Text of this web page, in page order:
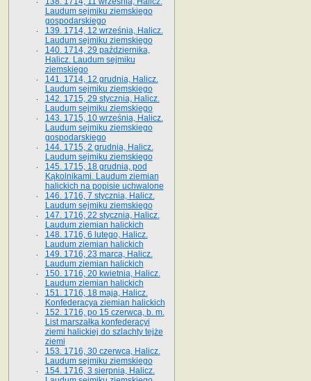
Laudum sejmiku ziemskiego
gospodarskiego
139. 1714, 12 września, Halicz.
Laudum sejmiku ziemskiego
140. 1714, 29 października,
Halicz. Laudum sejmiku
ziemskiego
141. 1714, 12 grudnia, Halicz.
Laudum sejmiku ziemskiego
142. 1715, 29 stycznia, Halicz.
Laudum sejmiku ziemskiego
143. 1715, 10 września, Halicz.
Laudum sejmiku ziemskiego
gospodarskiego
144. 1715, 2 grudnia, Halicz.
Laudum sejmiku ziemskiego
145. 1715, 18 grudnia, pod
Kąkolnikami. Laudum ziemian
halickich na popisie uchwalone
146. 1716, 7 stycznia, Halicz.
Laudum sejmiku ziemskiego
147. 1716, 22 stycznia, Halicz.
Laudum ziemian halickich
148. 1716, 6 lutego, Halicz.
Laudum ziemian halickich
149. 1716, 23 marca, Halicz.
Laudum ziemian halickich
150. 1716, 20 kwietnia, Halicz.
Laudum ziemian halickich
151. 1716, 18 maja, Halicz.
Konfederacya ziemian halickich
152. 1716, po 15 czerwca, b. m.
List marszałka konfederacyi
ziemi halickiej do szlachty tejże
ziemi
153. 1716, 30 czerwca, Halicz.
Laudum sejmiku ziemskiego
154. 1716, 3 sierpnia, Halicz.